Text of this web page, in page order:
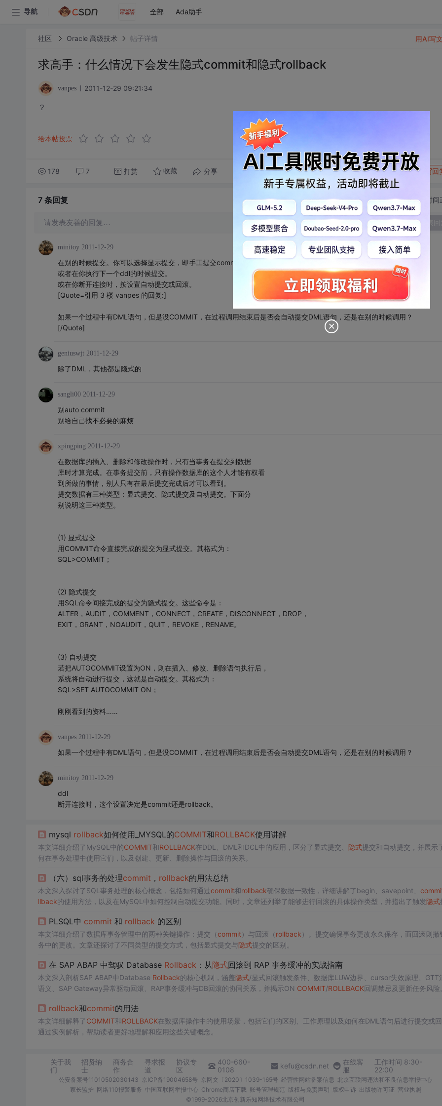
导航 全部 Ada助手
社区 Oracle 高级技术 帖子详情
求高手：什么情况下会发生隐式commit和隐式rollback
vanpes 2011-12-29 09:21:34
？
给本帖投票
178 7 打赏 收藏 分享 转发到动态 举报 写回
用AI写
7 条回复 切换为时间
请发表友善的回复… 发表回
minitoy 2011-12-29
在别的时候提交。你可以选择显示提交，即手工提交commit或rollback。
或者在你执行下一个ddl的时候提交。
或在你断开连接时，按设置自动提交或回滚。
[Quote=引用 3 楼 vanpes 的回复:]
如果一个过程中有DML语句，但是没COMMIT，在过程调用结束后是否会自动提交DML语句，还是在别的时候调用？
[/Quote]
geniuswjt 2011-12-29
除了DML，其他都是隐式的
sangli00 2011-12-29
别auto commit
别给自己找不必要的麻烦
xpingping 2011-12-29
在数据库的插入、删除和修改操作时，只有当事务在提交到数据
库时才算完成。在事务提交前，只有操作数据库的这个人才能有权看
到所做的事情，别人只有在最后提交完成后才可以看到。
提交数据有三种类型：显式提交、隐式提交及自动提交。下面分
别说明这三种类型。
(1) 显式提交
用COMMIT命令直接完成的提交为显式提交。其格式为：
SQL>COMMIT；
(2) 隐式提交
用SQL命令间接完成的提交为隐式提交。这些命令是：
ALTER，AUDIT，COMMENT，CONNECT，CREATE，DISCONNECT，DROP，
EXIT，GRANT，NOAUDIT，QUIT，REVOKE，RENAME。
(3) 自动提交
若把AUTOCOMMIT设置为ON，则在插入、修改、删除语句执行后，
系统将自动进行提交，这就是自动提交。其格式为：
SQL>SET AUTOCOMMIT ON；
刚刚看到的资料……
vanpes 2011-12-29
如果一个过程中有DML语句，但是没COMMIT，在过程调用结束后是否会自动提交DML语句，还是在别的时候调用？
minitoy 2011-12-29
ddl
断开连接时，这个设置决定是commit还是rollback。
mysql rollback如何使用_MYSQL的COMMIT和ROLLBACK使用讲解
本文详细介绍了MySQL中的COMMIT和ROLLBACK在DDL、DML和DCL中的应用，区分了显式提交、 隐式提交和自动提交，并展示
何在事务处理中使用它们，以及创建、更新、删除操作与回滚的关系。
（六）sql事务的处理commit ， rollback的用法总结
本文深入探讨了SQL事务处理的核心概念，包括如何通过commit和rollback确保数据一致性，详细讲解了begin、savepoint、
llback的使用方法，以及在MySQL中如何控制自动提交功能。同时，文章还列举了能够进行回滚的具体操作类型，并指出了触发隐式
PLSQL中 commit 和 rollback 的区别
本文详细介绍了数据库事务管理中的两种关键操作：提交（commit）与回滚（ rollback ）。提交确保事务更改永久保存，而回滚则撤
务中的更改。文章还探讨了不同类型的提交方式，包括显式提交与隐式提交的区别。
在 SAP ABAP 中驾驭 Database Rollback ：从隐式回滚到 RAP 事务缓冲的实战指南
本文深入剖析SAP ABAP中Database Rollback的核心机制，涵盖隐式/显式回滚触发条件、数据库LUW边界、cursor失效原理、GTT
语义、SAP Gateway异常驱动回滚、RAP事务缓冲与DB回滚的协同关系，并揭示ON COMMIT/ROLLBACK回调禁忌及更新任务风险
rollback和commit的用法
本文详细解释了COMMIT和ROLLBACK在数据库操作中的使用场景，包括它们的区别、工作原理以及如何在DML语句后进行提交或
通过实例解析，帮助读者更好地理解和应用这些关键概念。
关于我
们
招贤纳
士
商务合
作
寻求报
道
协议专
区
400-660-
0108
kefu@csdn.net
在线客
服
工作时间 8:30-
22:00
公安备案号11010502030143 京ICP备19004658号 京网文〔2020〕1039-165号 经营性网站备案信息 北京互联网违法和不良信息举报中心
家长监护 网络110报警服务 中国互联网举报中心 Chrome商店下载 账号管理规范 版权与免责声明 版权申诉 出版物许可证 营业执照
©1999-2026北京创新乐知网络技术有限公司